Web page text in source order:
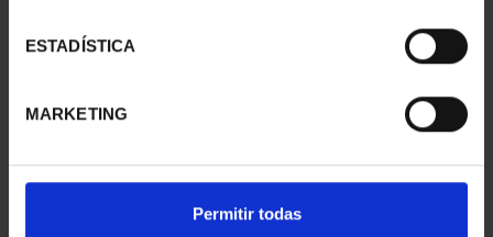
ESTADÍSTICA
MARKETING
Permitir todas
CAPITALES ESPAÑOLAS
CAPITALES ESPAÑOLAS